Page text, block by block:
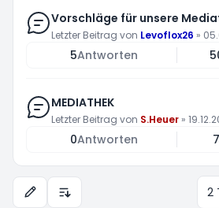
Vorschläge für unsere
Letzter Beitrag von Levoflox26 »
5Antworten
MEDIATHEK
Letzter Beitrag von S.Heuer »
0Antworten
Anzeige- und Sortierungs- 2